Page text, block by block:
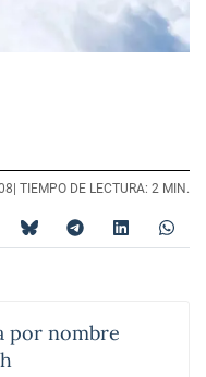
| TIEMPO DE LECTURA: 2 MIN.
por nombre